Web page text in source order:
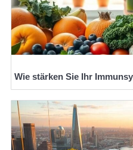
Wie stärken Sie Ihr